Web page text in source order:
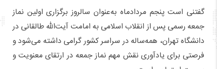
گفتنی است پنجم مردادماه به‌عنوان سالروز برگزاری اولین نماز
جمعه رسمی پس از انقلاب اسلامی به امامت آیت‌الله طالقانی در
دانشگاه تهران، همه‌ساله در سراسر کشور گرامی داشته می‌شود و
فرصتی برای یادآوری نقش مهم نماز جمعه در ارتقای معنویت و